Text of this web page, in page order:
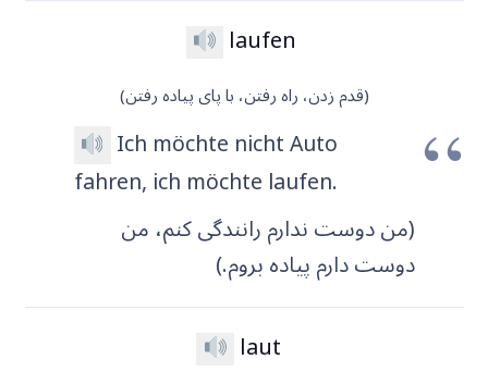
laufen
(قدم زدن، راه رفتن، با پای پیاده رفتن)
Ich möchte nicht Auto
fahren, ich möchte laufen.
(من دوست ندارم رانندگی کنم، من
دوست دارم پیاده بروم.)
laut